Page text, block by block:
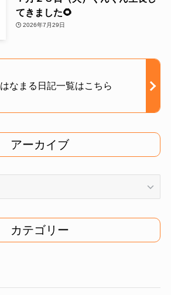
てきました🌻
2026年7月29日
はなまる日記一覧はこちら
アーカイブ
カテゴリー